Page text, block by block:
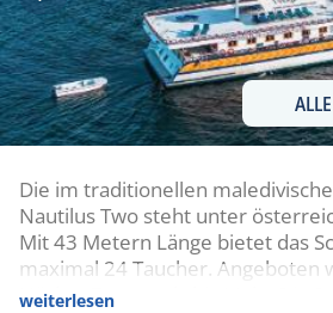
Die im traditionellen
Nautilus Two steht unter
Mit 43 Metern Länge bietet das
maximal 24 Taucher. Angeboten
Nächte Touren ab/bis Male. Die
weiterlesen